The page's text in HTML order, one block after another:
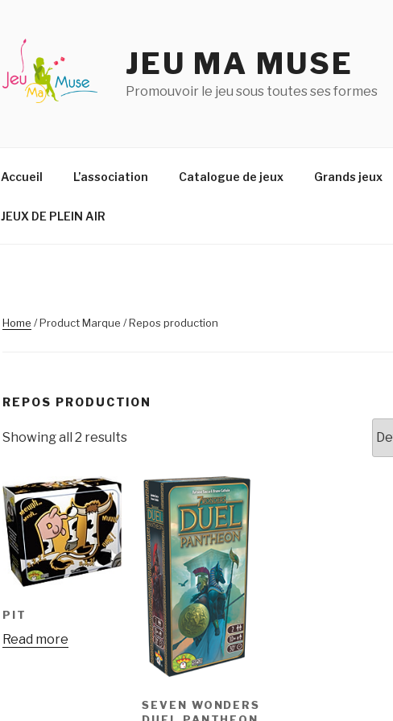
JEU MA MUSE
Promouvoir le jeu sous toutes ses formes
Accueil L’association Catalogue de jeux Grands jeux
JEUX DE PLEIN AIR
Home / Product Marque / Repos production
REPOS PRODUCTION
Showing all 2 results
PIT
Read more
SEVEN WONDERS